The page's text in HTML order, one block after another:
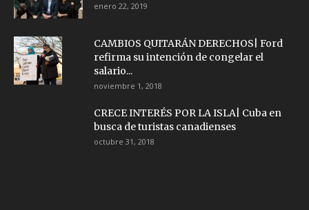
enero 22, 2019
CAMBIOS QUITARÁN DERECHOS| Ford
refirma su intención de congelar el
salario...
noviembre 1, 2018
CRECE INTERÉS POR LA ISLA| Cuba en
busca de turistas canadienses
octubre 31, 2018